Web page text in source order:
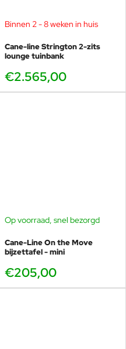
Binnen 2 - 8 weken in huis
Cane-line Strington 2-zits
lounge tuinbank
€2.565,00
Op voorraad, snel bezorgd
Cane-Line On the Move
bijzettafel - mini
€205,00